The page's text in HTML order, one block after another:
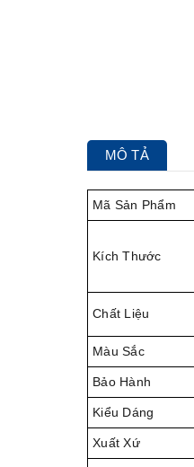
MÔ TẢ
Mã Sản Phẩm
Kích Thước
Chất Liệu
Màu Sắc
Bảo Hành
Kiểu Dáng
Xuất Xứ